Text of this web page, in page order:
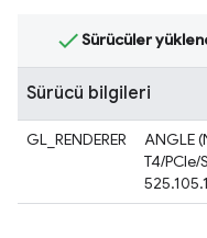
Sürücüler
Sürücü bilgileri
GL_RENDERER
ANGLE
T4/PCIe/